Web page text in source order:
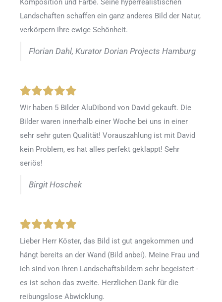
Komposition und Farbe. Seine hyperrealistischen
Landschaften schaffen ein ganz anderes Bild der Natur,
verkörpern ihre ewige Schönheit.
Florian Dahl, Kurator Dorian Projects Hamburg
Wir haben 5 Bilder AluDibond von David gekauft. Die
Bilder waren innerhalb einer Woche bei uns in einer
sehr sehr guten Qualität! Vorauszahlung ist mit David
kein Problem, es hat alles perfekt geklappt! Sehr
seriös!
Birgit Hoschek
Lieber Herr Köster, das Bild ist gut angekommen und
hängt bereits an der Wand (Bild anbei). Meine Frau und
ich sind von Ihren Landschaftsbildern sehr begeistert -
es ist schon das zweite. Herzlichen Dank für die
reibungslose Abwicklung.